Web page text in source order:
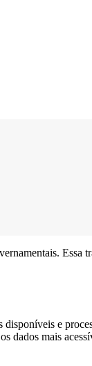
Essa
e
dados mais